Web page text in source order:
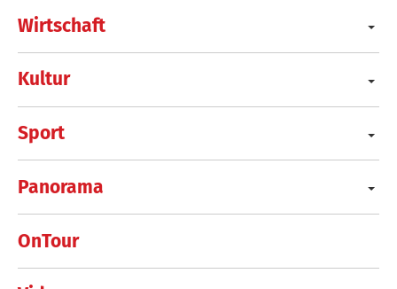
Wirtschaft
Kultur
Sport
Panorama
OnTour